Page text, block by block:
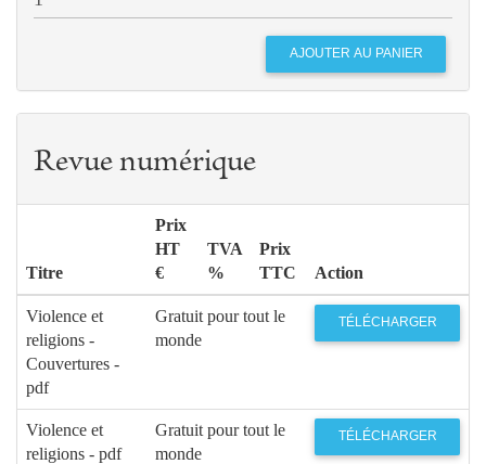
Revue numérique
Titre
Prix
HT
€
TVA
%
Prix
TTC
Action
Violence et
religions -
Couvertures -
pdf
Gratuit pour tout le
monde
TÉLÉCHARGER
Violence et
religions - pdf
Gratuit pour tout le
monde
TÉLÉCHARGER